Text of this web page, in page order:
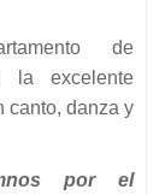
de
la excelente
canto, danza y
por el